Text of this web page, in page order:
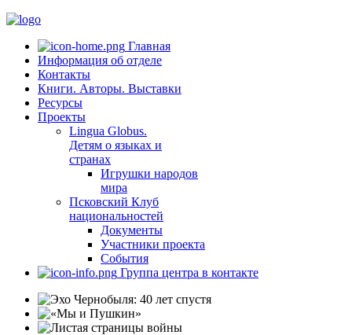
Главная
Информация об отделе
Контакты
Книги. Авторы. Выставки
Ресурсы
Проекты
Lingua Globus.
Детям о языках и
странах
Игрушки народов
мира
Псковский Клуб
национальностей
Документы
Участники проекта
События
Группа центра в контакте